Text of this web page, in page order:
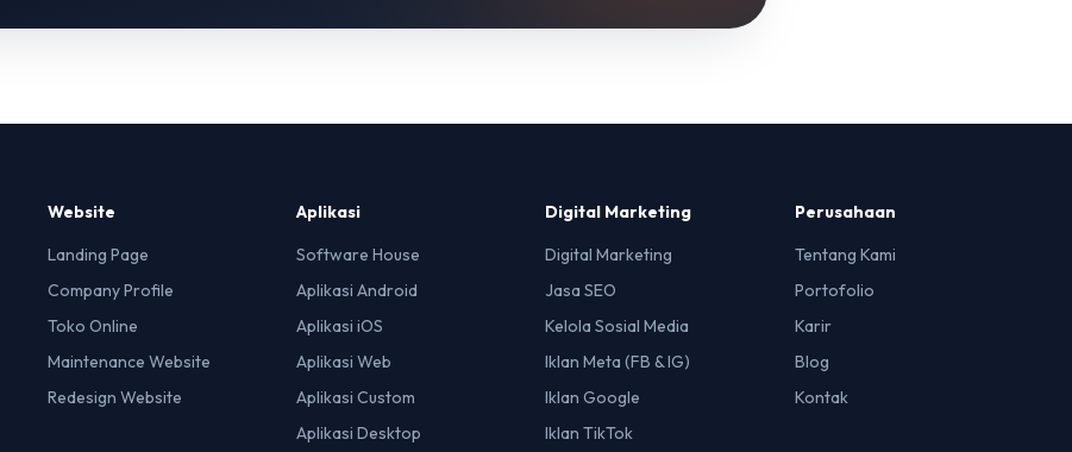
Website
Landing Page
Company Profile
Toko Online
Maintenance Website
Redesign Website
Aplikasi
Software House
Aplikasi Android
Aplikasi iOS
Aplikasi Web
Aplikasi Custom
Aplikasi Desktop
Digital Marketing
Digital Marketing
Jasa SEO
Kelola Sosial Media
Iklan Meta (FB & IG)
Iklan Google
Iklan TikTok
Perusahaan
Tentang Kami
Portofolio
Karir
Blog
Kontak